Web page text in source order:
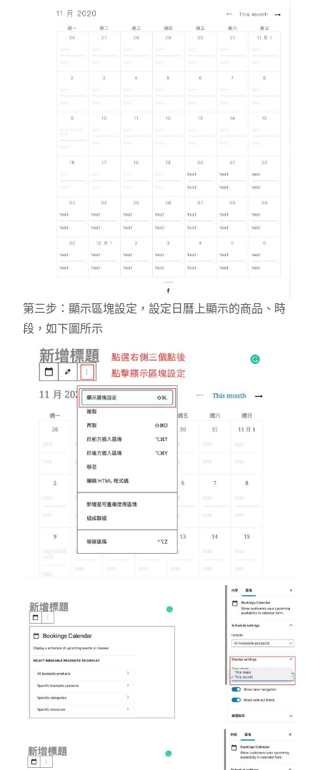
第三步：顯示區塊設定，設定日曆上顯示的商品、時
段，如下圖所示